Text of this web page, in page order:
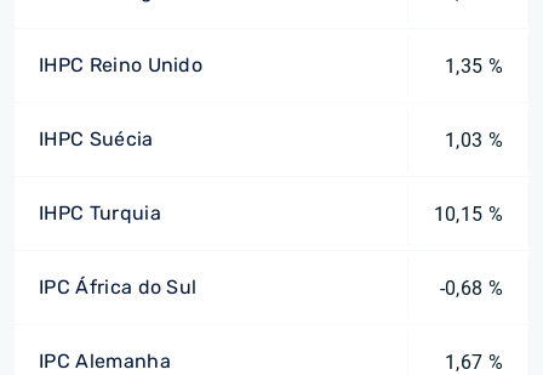
IHPC Reino Unido 1,35 %
IHPC Suécia 1,03 %
IHPC Turquia 10,15 %
IPC África do Sul -0,68 %
IPC Alemanha 1,67 %